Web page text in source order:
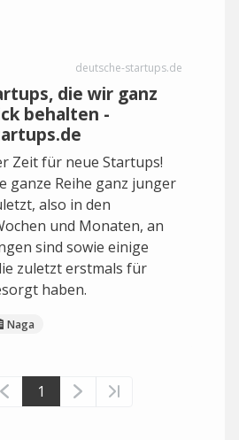
deutsche-startups.de
die wir ganz
behalten -
Zeit für neue Startups!
ganze Reihe ganz junger
also in den
und Monaten, an
sind sowie einige
zuletzt erstmals für
haben.
Naga
1